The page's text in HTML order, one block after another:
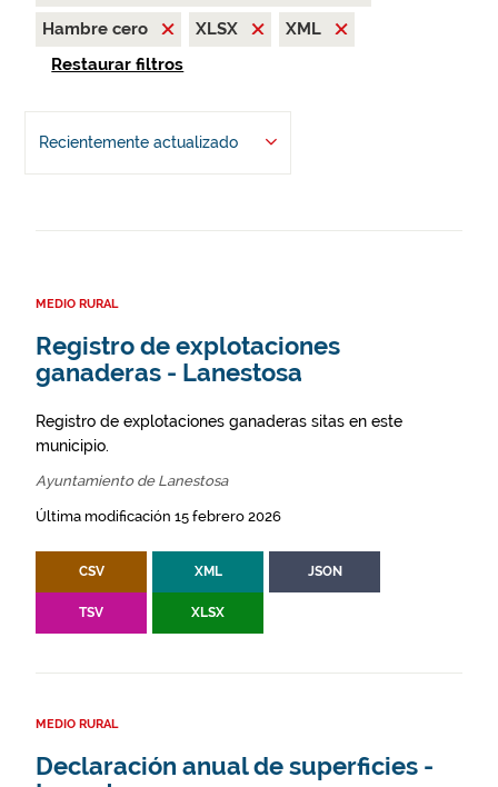
Hambre cero
XLSX
XML
Restaurar filtros
Recientemente actualizado
MEDIO RURAL
Registro de explotaciones
ganaderas - Lanestosa
Registro de explotaciones ganaderas sitas en este
municipio.
Ayuntamiento de Lanestosa
Última modificación 15 febrero 2026
CSV XML JSON
TSV XLSX
MEDIO RURAL
Declaración anual de superficies -